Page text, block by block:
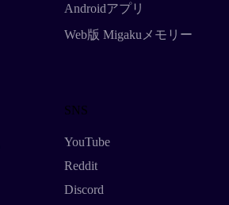
Androidアプリ
Web版 Migakuメモリー
SNS
YouTube
Reddit
Discord